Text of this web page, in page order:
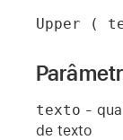
Upper (
texto -
de texto